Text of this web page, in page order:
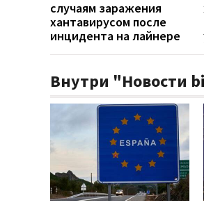
случаям заражения
хантавирусом после
инцидента на лайнере
Внутри "Новости